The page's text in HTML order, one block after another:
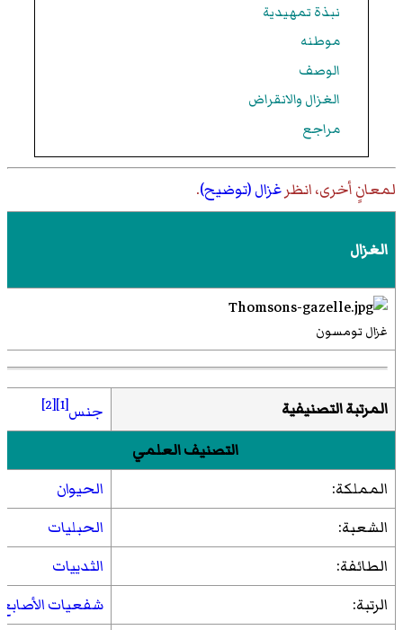
نبذة تمهيدية
موطنه
الوصف
الغزال والانقراض
مراجع
لمعانٍ أخرى، انظرغزال (توضيح).
الغزال
غزال تومسون
المرتبة التصنيفية جنس[1]
[2]
التصنيف العلمي
المملكة:
الحيوان
الشعبة:
الحبليات
الطائفة:
الثدييات
الرتبة:
شفعيات الأصابع